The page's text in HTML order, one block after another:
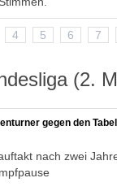
4 5 6 7
(2.
gegen den
nach zwei